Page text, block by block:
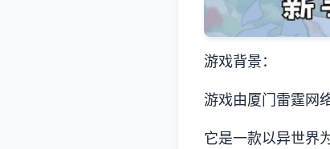
游戏背景：
游戏由厦门雷霆网
它是一款以异世界